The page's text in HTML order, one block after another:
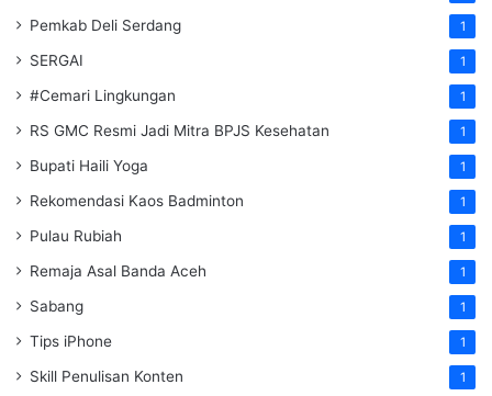
Pemkab Deli Serdang 1
SERGAI 1
#Cemari Lingkungan 1
RS GMC Resmi Jadi Mitra BPJS Kesehatan 1
Bupati Haili Yoga 1
Rekomendasi Kaos Badminton 1
Pulau Rubiah 1
Remaja Asal Banda Aceh 1
Sabang 1
Tips iPhone 1
Skill Penulisan Konten 1